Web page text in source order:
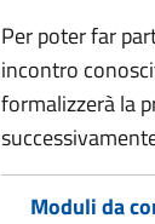
Per poter far
incontro
formalizzerà la
Moduli da